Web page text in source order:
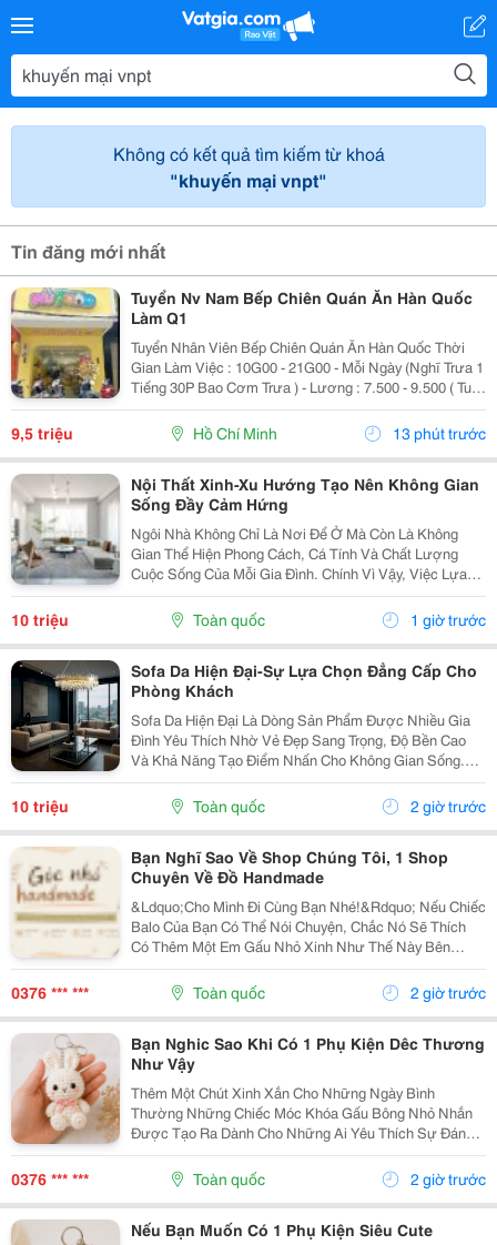
Không có kết quả tìm kiếm từ khoá
"khuyến mại vnpt"
Tin đăng mới nhất
Tuyển Nv Nam Bếp Chiên Quán Ăn Hàn Quốc
Làm Q1
Tuyển Nhân Viên Bếp Chiên Quán Ăn Hàn Quốc Thời
Gian Làm Việc : 10G00 - 21G00 - Mỗi Ngày (Nghĩ Trưa 1
Tiếng 30P Bao Cơm Trưa ) - Lương : 7.500 - 9.500 ( Tuỳ
Theo Năng Lực ) Mô Tả Công Việc: - Bếp Chiên : Sử
Dụng Được Chảo Non Biết Chiên...
9,5 triệu Hồ Chí Minh 13 phút trước
Nội Thất Xinh-Xu Hướng Tạo Nên Không Gian
Sống Đầy Cảm Hứng
Ngôi Nhà Không Chỉ Là Nơi Để Ở Mà Còn Là Không
Gian Thể Hiện Phong Cách, Cá Tính Và Chất Lượng
Cuộc Sống Của Mỗi Gia Đình. Chính Vì Vậy, Việc Lựa
Chọn Nội Thất Xinh Đang Trở Thành Xu Hướng Được
Nhiều Người Quan Tâm Khi Muốn Biến Không Gian
Sống Trở...
10 triệu Toàn quốc 1 giờ trước
Sofa Da Hiện Đại-Sự Lựa Chọn Đẳng Cấp Cho
Phòng Khách
Sofa Da Hiện Đại Là Dòng Sản Phẩm Được Nhiều Gia
Đình Yêu Thích Nhờ Vẻ Đẹp Sang Trọng, Độ Bền Cao
Và Khả Năng Tạo Điểm Nhấn Cho Không Gian Sống.
Với Thiết Kế Tinh Tế Cùng Chất Liệu Da Cao Cấp, Sofa
Không Chỉ Mang Lại Cảm Giác Thoải Mái Mà Còn Thể...
10 triệu Toàn quốc 2 giờ trước
Bạn Nghĩ Sao Về Shop Chúng Tôi, 1 Shop
Chuyên Về Đồ Handmade
&Ldquo;Cho Mình Đi Cùng Bạn Nhé!&Rdquo; Nếu Chiếc
Balo Của Bạn Có Thể Nói Chuyện, Chắc Nó Sẽ Thích
Có Thêm Một Em Gấu Nhỏ Xinh Như Thế Này Bên
Cạnh. Từ Những Buổi Đi Học, Đi Làm, Đi Cà Phê Hay
Những Chuyến Đi Chơi Cuối Tuần, Em Móc Khóa Gấu
Bông...
0376 *** *** Toàn quốc 2 giờ trước
Bạn Nghic Sao Khi Có 1 Phụ Kiện Dêc Thương
Như Vậy
Thêm Một Chút Xinh Xắn Cho Những Ngày Bình
Thường Những Chiếc Móc Khóa Gấu Bông Nhỏ Nhắn
Được Tạo Ra Dành Cho Những Ai Yêu Thích Sự Đáng
Yêu Và Những Món Đồ Có Dấu Ấn Riêng. Từ Chiếc Balo
Đi Học, Túi Xách Đi Chơi Đến Chùm Chìa Khóa Quen
Thuộc,...
0376 *** *** Toàn quốc 2 giờ trước
Nếu Bạn Muốn Có 1 Phụ Kiện Siêu Cute